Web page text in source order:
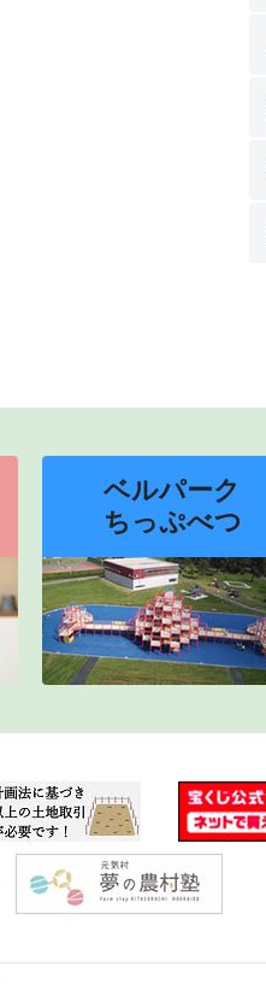
ベルパーク
ちっぷべつ